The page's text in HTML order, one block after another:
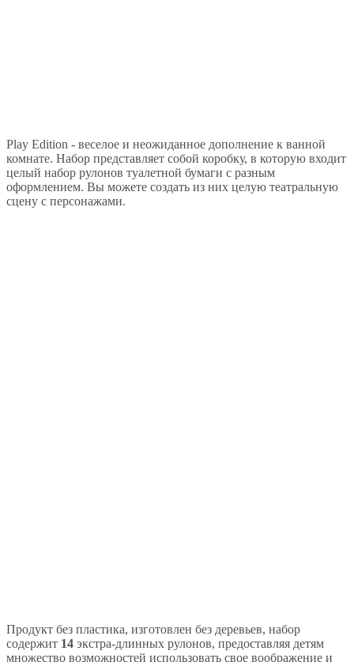
Play Edition - веселое и неожиданное дополнение к ванной
комнате. Набор представляет собой коробку, в которую входит
целый набор рулонов туалетной бумаги с разным
оформлением. Вы можете создать из них целую театральную
сцену с персонажами.
Продукт без пластика, изготовлен без деревьев, набор
содержит 14 экстра-длинных рулонов, предоставляя детям
множество возможностей использовать свое воображение и